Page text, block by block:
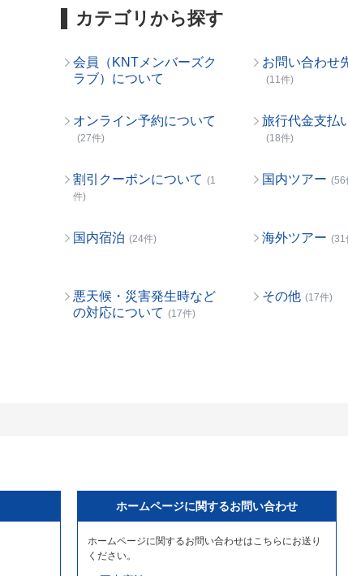
カテゴリから探す
会員（KNTメンバーズク
ラブ）について
お問い合わせ
(11件)
オンライン予約について
(27件)
旅行代金支払
(18件)
割引クーポンについて (1
件)
国内ツアー (56
国内宿泊 (24件) 海外ツアー (31
悪天候・災害発生時など
の対応について (17件)
その他 (17件)
ホームページに関するお問い合わせ
ホームページに関するお問い合わせはこちらにお送り
ください。